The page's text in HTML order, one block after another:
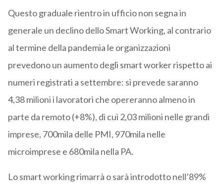
Questo graduale rientro in ufficio non segna in
generale un declino dello Smart Working, al contrario
al termine della pandemia le organizzazioni
prevedono un aumento degli smart worker rispetto ai
numeri registrati a settembre: si prevede saranno
4,38 milioni i lavoratori che opereranno almeno in
parte da remoto (+8%), di cui 2,03 milioni nelle grandi
imprese, 700mila delle PMI, 970mila nelle
microimprese e 680mila nella PA.
Lo smart working rimarrà o sarà introdotto nell’89%